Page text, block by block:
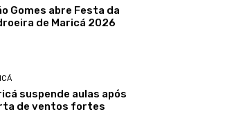
Gomes abre Festa da
de Maricá 2026
suspende aulas após
de ventos fortes